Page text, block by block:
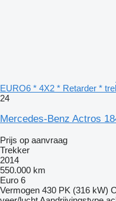
EURO6 * 4X2 * Retarder *
24
Mercedes-Benz Actros
Prijs op aanvraag
Trekker
2014
550.000 km
Euro 6
Vermogen 430 PK (316 kW)